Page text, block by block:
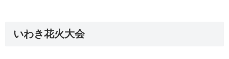
いわき花火大会